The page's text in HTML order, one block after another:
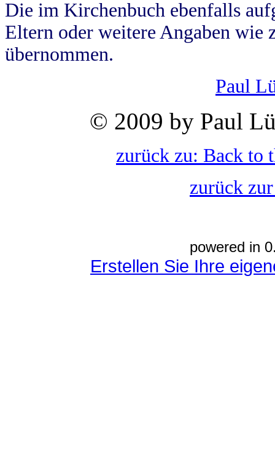
Die im Kirchenbuch ebenfalls
Eltern oder weitere Angaben wie
übernommen.
Paul
© 2009 by Paul
zurück zu: Back to
zurück
powered in
Erstellen Sie Ihre